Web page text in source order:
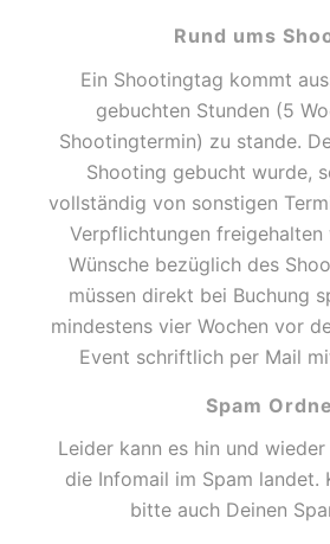
Rund ums
Ein Shootingtag kommt
gebuchten Stunden (5
Shootingtermin) zu stande.
Shooting gebucht wurde,
vollständig von sonstigen
Verpflichtungen freigehalten
Wünsche bezüglich des
müssen direkt bei Buchung
mindestens vier Wochen vor
Event schriftlich per Mail
Spam
Leider kann es hin und
die Infomail im Spam landet.
bitte auch Deinen